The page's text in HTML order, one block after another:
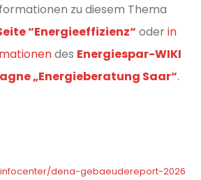
zu diesem Thema
“Energieeffizienz“ oderin
des Energiespar-WIKI
„Energieberatung Saar“.
dena-gebaeudereport-2026